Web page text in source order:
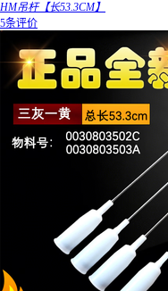
HM吊杆【长53.3CM】
5条评价